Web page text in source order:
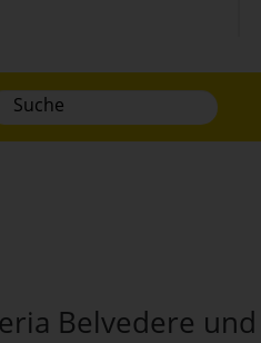
Belvedere